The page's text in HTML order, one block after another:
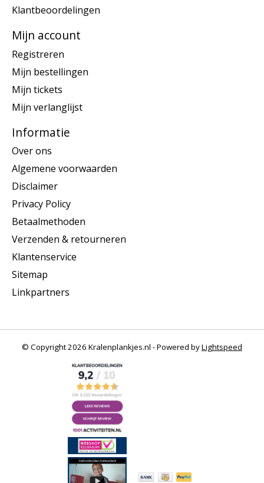
Klantbeoordelingen
Mijn account
Registreren
Mijn bestellingen
Mijn tickets
Mijn verlanglijst
Informatie
Over ons
Algemene voorwaarden
Disclaimer
Privacy Policy
Betaalmethoden
Verzenden & retourneren
Klantenservice
Sitemap
Linkpartners
© Copyright 2026 Kralenplankjes.nl - Powered byLightspeed